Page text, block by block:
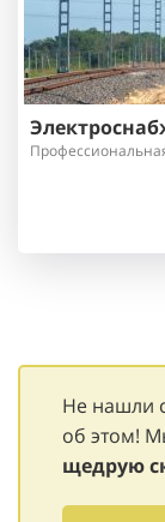
Не нашли
об этом!
щедрую